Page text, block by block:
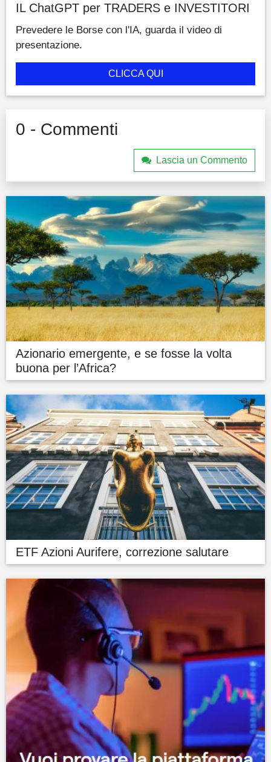
IL ChatGPT per TRADERS e INVESTITORI
Prevedere le Borse con l'IA, guarda il video di
presentazione.
CLICCA QUI
0 - Commenti
Lascia un Commento
Azionario emergente, e se fosse la volta
buona per l’Africa?
ETF Azioni Aurifere, correzione salutare